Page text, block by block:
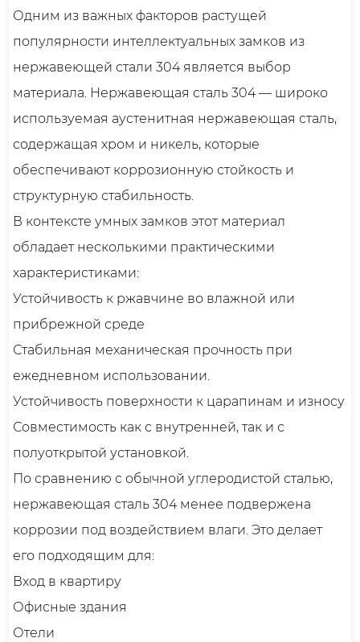
Одним из важных факторов растущей
популярности интеллектуальных замков из
нержавеющей стали 304 является выбор
материала. Нержавеющая сталь 304 — широко
используемая аустенитная нержавеющая сталь,
содержащая хром и никель, которые
обеспечивают коррозионную стойкость и
структурную стабильность.
В контексте умных замков этот материал
обладает несколькими практическими
характеристиками:
Устойчивость к ржавчине во влажной или
прибрежной среде
Стабильная механическая прочность при
ежедневном использовании.
Устойчивость поверхности к царапинам и износу
Совместимость как с внутренней, так и с
полуоткрытой установкой.
По сравнению с обычной углеродистой сталью,
нержавеющая сталь 304 менее подвержена
коррозии под воздействием влаги. Это делает
его подходящим для:
Вход в квартиру
Офисные здания
Отели